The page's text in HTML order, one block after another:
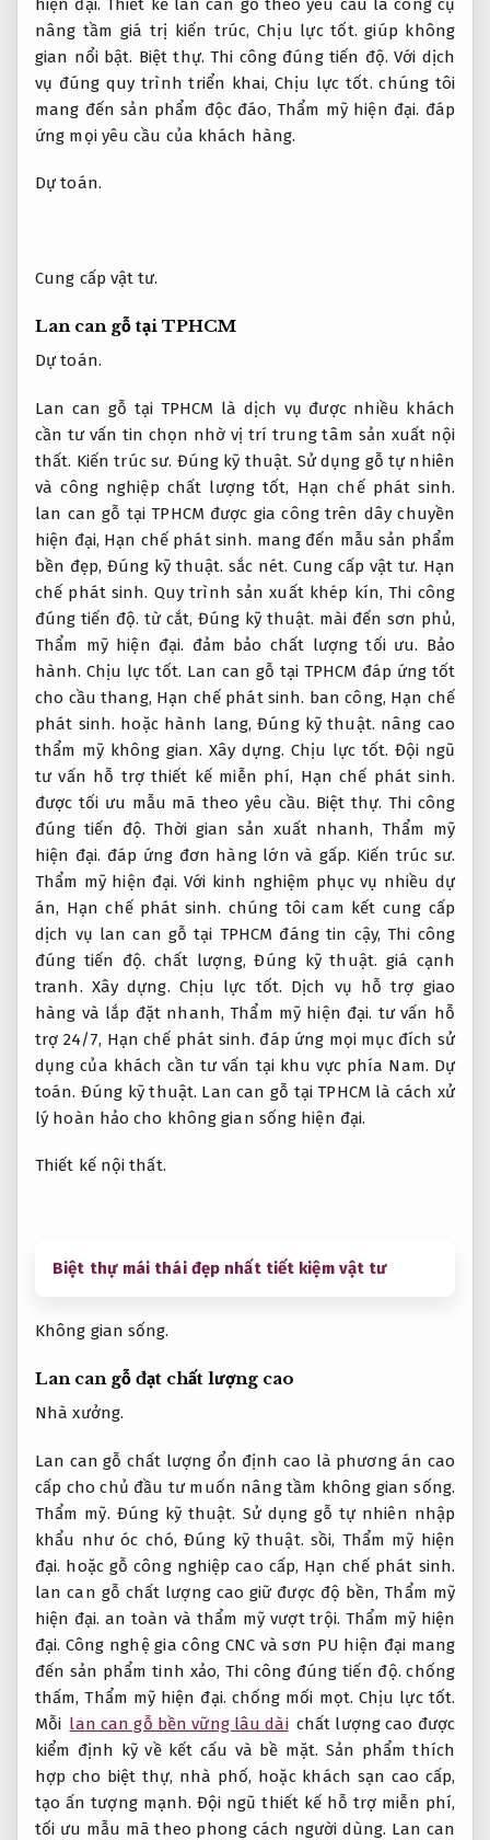
hiện đại. Thiết kế lan can gỗ theo yêu cầu là công cụ
nâng tầm giá trị kiến trúc,Chịu lực tốt. giúp không
gian nổi bật. Biệt thự. Thi công đúng tiến độ. Với dịch
vụ đúng quy trình triển khai,Chịu lực tốt. chúng tôi
mang đến sản phẩm độc đáo,Thẩm mỹ hiện đại. đáp
ứng mọi yêu cầu của khách hàng.
Dự toán.
Cung cấp vật tư.
Lan can gỗ tại TPHCM
Dự toán.
Lan can gỗ tại TPHCM là dịch vụ được nhiều khách
cần tư vấn tin chọn nhờ vị trí trung tâm sản xuất nội
thất. Kiến trúc sư. Đúng kỹ thuật. Sử dụng gỗ tự nhiên
và công nghiệp chất lượng tốt, Hạn chế phát sinh.
lan can gỗ tại TPHCM được gia công trên dây chuyền
hiện đại, Hạn chế phát sinh. mang đến mẫu sản phẩm
bền đẹp, Đúng kỹ thuật. sắc nét. Cung cấp vật tư. Hạn
chế phát sinh. Quy trình sản xuất khép kín,Thi công
đúng tiến độ. từ cắt, Đúng kỹ thuật. mài đến sơn phủ,
Thẩm mỹ hiện đại. đảm bảo chất lượng tối ưu. Bảo
hành. Chịu lực tốt. Lan can gỗ tại TPHCM đáp ứng tốt
cho cầu thang, Hạn chế phát sinh. ban công, Hạn chế
phát sinh. hoặc hành lang,Đúng kỹ thuật. nâng cao
thẩm mỹ không gian. Xây dựng. Chịu lực tốt. Đội ngũ
tư vấn hỗ trợ thiết kế miễn phí, Hạn chế phát sinh.
được tối ưu mẫu mã theo yêu cầu. Biệt thự. Thi công
đúng tiến độ. Thời gian sản xuất nhanh, Thẩm mỹ
hiện đại. đáp ứng đơn hàng lớn và gấp. Kiến trúc sư.
Thẩm mỹ hiện đại. Với kinh nghiệm phục vụ nhiều dự
án, Hạn chế phát sinh. chúng tôi cam kết cung cấp
dịch vụ lan can gỗ tại TPHCM đáng tin cậy,Thi công
đúng tiến độ. chất lượng,Đúng kỹ thuật. giá cạnh
tranh. Xây dựng. Chịu lực tốt. Dịch vụ hỗ trợ giao
hàng và lắp đặt nhanh,Thẩm mỹ hiện đại. tư vấn hỗ
trợ 24/7, Hạn chế phát sinh. đáp ứng mọi mục đích sử
dụng của khách cần tư vấn tại khu vực phía Nam. Dự
toán. Đúng kỹ thuật. Lan can gỗ tại TPHCM là cách xử
lý hoàn hảo cho không gian sống hiện đại.
Thiết kế nội thất.
Biệt thự mái thái đẹp nhất tiết kiệm vật tư
Không gian sống.
Lan can gỗ đạt chất lượng cao
Nhà xưởng.
Lan can gỗ chất lượng ổn định cao là phương án cao
cấp cho chủ đầu tư muốn nâng tầm không gian sống.
Thẩm mỹ. Đúng kỹ thuật. Sử dụng gỗ tự nhiên nhập
khẩu như óc chó,Đúng kỹ thuật. sồi, Thẩm mỹ hiện
đại. hoặc gỗ công nghiệp cao cấp, Hạn chế phát sinh.
lan can gỗ chất lượng cao giữ được độ bền,Thẩm mỹ
hiện đại. an toàn và thẩm mỹ vượt trội. Thẩm mỹ hiện
đại. Công nghệ gia công CNC và sơn PU hiện đại mang
đến sản phẩm tinh xảo, Thi công đúng tiến độ. chống
thấm,Thẩm mỹ hiện đại. chống mối mọt. Chịu lực tốt.
Mỗi lan can gỗ bền vững lâu dài chất lượng cao được
kiểm định kỹ về kết cấu và bề mặt. Sản phẩm thích
hợp cho biệt thự, nhà phố, hoặc khách sạn cao cấp,
tạo ấn tượng mạnh. Đội ngũ thiết kế hỗ trợ miễn phí,
tối ưu mẫu mã theo phong cách người dùng. Lan can